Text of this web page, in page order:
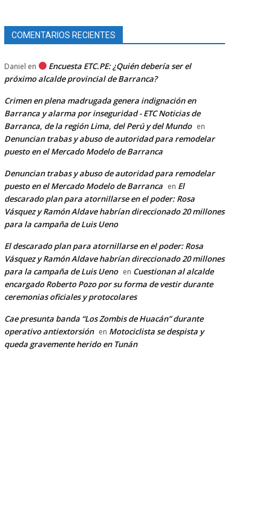
COMENTARIOS RECIENTES
Daniel en
Encuesta ETC.PE: ¿Quién debería ser el
próximo alcalde provincial de Barranca?
Crimen en plena madrugada genera indignación en
Barranca y alarma por inseguridad - ETC Noticias de
Barranca, de la región Lima, del Perú y del Mundo en
Denuncian trabas y abuso de autoridad para remodelar
puesto en el Mercado Modelo de Barranca
Denuncian trabas y abuso de autoridad para remodelar
puesto en el Mercado Modelo de Barranca en El
descarado plan para atornillarse en el poder: Rosa
Vásquez y Ramón Aldave habrían direccionado 20 millones
para la campaña de Luis Ueno
El descarado plan para atornillarse en el poder: Rosa
Vásquez y Ramón Aldave habrían direccionado 20 millones
para la campaña de Luis Ueno en Cuestionan al alcalde
encargado Roberto Pozo por su forma de vestir durante
ceremonias oficiales y protocolares
Cae presunta banda “Los Zombis de Huacán” durante
operativo antiextorsión en Motociclista se despista y
queda gravemente herido en Tunán